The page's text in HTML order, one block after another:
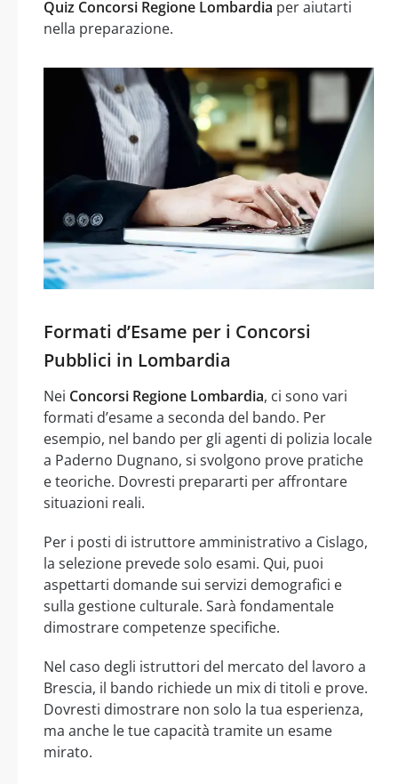
Quiz Concorsi Regione Lombardia per aiutarti
nella preparazione.
Formati d’Esame per i Concorsi
Pubblici in Lombardia
Nei Concorsi Regione Lombardia, ci sono vari
formati d’esame a seconda del bando. Per
esempio, nel bando per gli agenti di polizia locale
a Paderno Dugnano, si svolgono prove pratiche
e teoriche. Dovresti prepararti per affrontare
situazioni reali.
Per i posti di istruttore amministrativo a Cislago,
la selezione prevede solo esami. Qui, puoi
aspettarti domande sui servizi demografici e
sulla gestione culturale. Sarà fondamentale
dimostrare competenze specifiche.
Nel caso degli istruttori del mercato del lavoro a
Brescia, il bando richiede un mix di titoli e prove.
Dovresti dimostrare non solo la tua esperienza,
ma anche le tue capacità tramite un esame
mirato.